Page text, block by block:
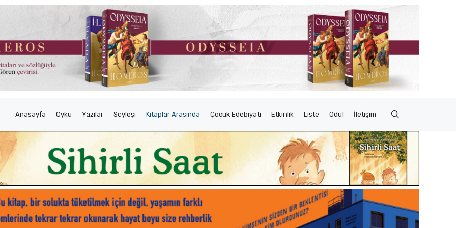
Anasayfa Öykü Yazılar Söyleşi Kitaplar Arasında Çocuk Edebiyatı Etkinlik Liste Ödül İletişim